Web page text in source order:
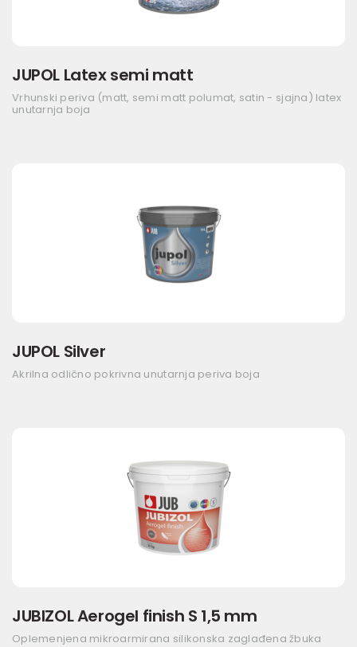
JUPOL Latex semi matt
Vrhunski periva (matt, semi matt polumat, satin - sjajna) latex
unutarnja boja
JUPOL Silver
Akrilna odlično pokrivna unutarnja periva boja
JUBIZOL Aerogel finish S 1,5 mm
Oplemenjena mikroarmirana silikonska zaglađena žbuka